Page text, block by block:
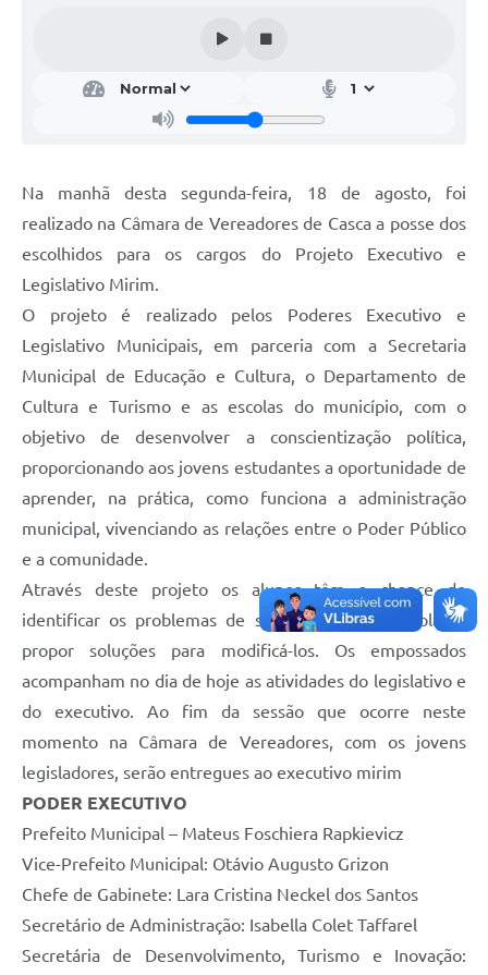
Ouvidoria
Audiências Públicas
Notícias
Galeria de Vídeos
Projetos
Serviços Online
Telefones Úteis
A Prefeitura
Enquete
Na manhã desta segunda-feira, 18 de agosto, foi
realizado na Câmara de Vereadores de Casca a posse dos
escolhidos para os cargos do Projeto Executivo e
Legislativo Mirim.
O projeto é realizado pelos Poderes Executivo e
Legislativo Municipais, em parceria com a Secretaria
Municipal de Educação e Cultura, o Departamento de
Cultura e Turismo e as escolas do município, com o
objetivo de desenvolver a conscientização política,
proporcionando aos jovens estudantes a oportunidade de
aprender, na prática, como funciona a administração
municipal, vivenciando as relações entre o Poder Público
e a comunidade.
Através deste projeto os alunos têm a chance de
identificar os problemas de sua comunidade escolar e
propor soluções para modificá-los. Os empossados
acompanham no dia de hoje as atividades do legislativo e
do executivo. Ao fim da sessão que ocorre neste
momento na Câmara de Vereadores, com os jovens
legisladores, serão entregues ao executivo mirim
PODER EXECUTIVO
Prefeito Municipal – Mateus Foschiera Rapkievicz
Vice-Prefeito Municipal: Otávio Augusto Grizon
Chefe de Gabinete: Lara Cristina Neckel dos Santos
Secretário de Administração: Isabella Colet Taffarel
Secretária de Desenvolvimento, Turismo e Inovação: